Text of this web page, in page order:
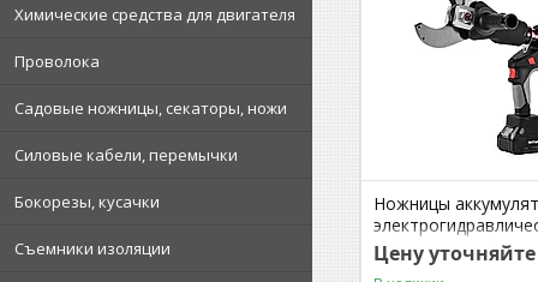
Химические средства для двигателя
Проволока
Садовые ножницы, секаторы, ножи
Силовые кабели, перемычки
Бокорезы, кусачки
Съемники изоляции
Ножницы
60kN, 18V/4.0Ah, Li-
Light Armored,
Цену уточняйте